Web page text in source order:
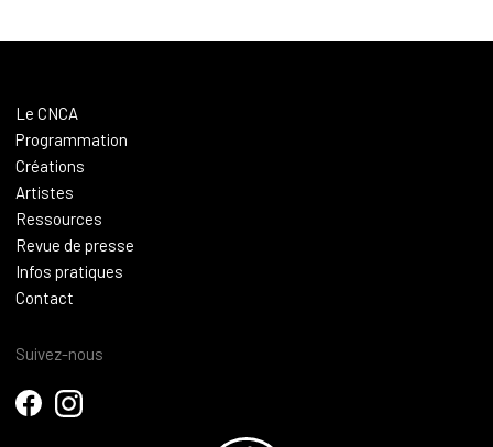
Le CNCA
Programmation
Créations
Artistes
Ressources
Revue de presse
Infos pratiques
Contact
Suivez-nous